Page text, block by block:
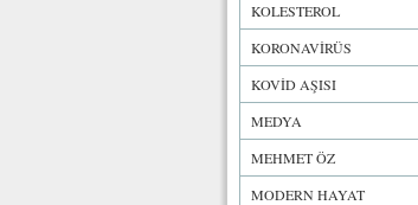
KOLESTEROL
KORONAVİRÜS
KOVİD AŞISI
MEDYA
MEHMET ÖZ
MODERN HAYAT